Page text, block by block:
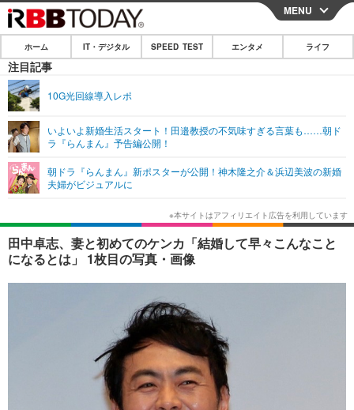
CLOSE
ホーム
IT・デジタル
ネタ
ショッピング その他
SPEED TEST
エンタメ
エンタメTOP
韓国・芸能
音楽 スポーツ
ライフ
ライフTOP グルメ
ペット ショッピング
その他
リリース一覧
プッシュ通知の停止方法
MENU
ホーム IT・デジタル SPEED TEST エンタメ ライフ
注目記事
10G光回線導入レポ
いよいよ新婚生活スタート！田邉教授の不気味すぎる言葉も……朝ド
ラ『らんまん』予告編公開！
朝ドラ『らんまん』新ポスターが公開！神木隆之介＆浜辺美波の新婚
夫婦がビジュアルに
田中卓志、妻と初めてのケンカ「結婚して早々こんなこと
になるとは」 1枚目の写真・画像